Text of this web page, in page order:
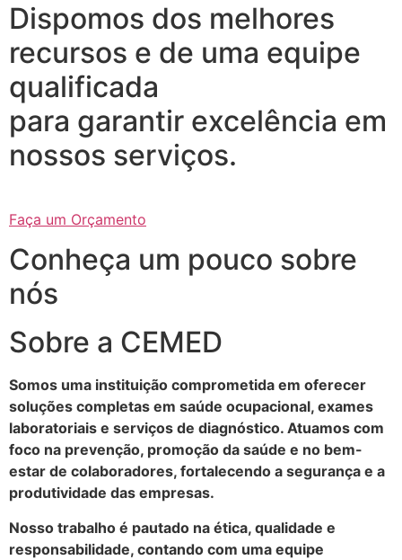
Dispomos dos melhores
recursos e de uma equipe
qualificada
para garantir excelência em
nossos serviços.
Faça um Orçamento
Conheça um pouco sobre
nós
Sobre a CEMED
Somos uma instituição comprometida em oferecer
soluções completas em saúde ocupacional, exames
laboratoriais e serviços de diagnóstico. Atuamos com
foco na prevenção, promoção da saúde e no bem-
estar de colaboradores, fortalecendo a segurança e a
produtividade das empresas.
Nosso trabalho é pautado na ética, qualidade e
responsabilidade, contando com uma equipe